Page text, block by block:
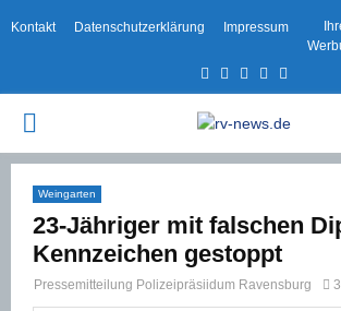
Kontakt Datenschutzerklärung Impressum
Facebook
TwitterInstagram
Email
PRIMARY
MENU
Weingarten
23-Jähriger mit falschen
Kennzeichen gestoppt
Pressemitteilung Polizeipräsiidum Ravensburg